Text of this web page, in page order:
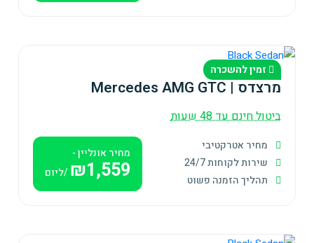
זמין להשכרה
מרצדס | Mercedes AMG GTC
ביטול חינם עד 48 שעות
מחיר אטרקטיבי
שירות לקוחות 24/7
תהליך הזמנה פשוט
מחיר אונליין -
₪1,559/ליום